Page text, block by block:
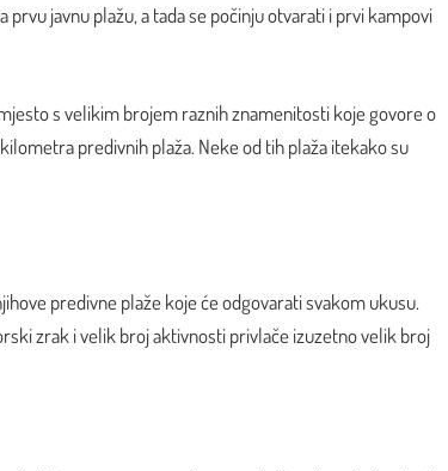
prvu javnu plažu, a tada se počinju otvarati i prvi kampovi
s velikim brojem raznih znamenitosti koje govore o
predivnih plaža. Neke od tih plaža itekako su
predivne plaže koje će odgovarati svakom ukusu.
zrak i velik broj aktivnosti privlače izuzetno velik broj